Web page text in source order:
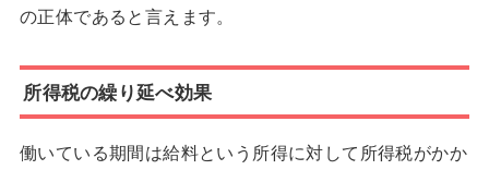
の正体であると言えます。
所得税の繰り延べ効果
働いている期間は給料という所得に対して所得税がかか